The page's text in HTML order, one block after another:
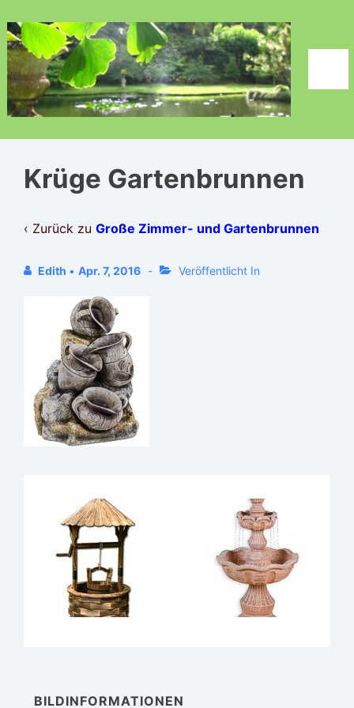
Zum
Inhalt
Krüge Gartenbrunnen
‹ Zurück zu Große Zimmer- und Gartenbrunnen
Edith • Apr. 7, 2016 Veröffentlicht In
BILDINFORMATIONEN